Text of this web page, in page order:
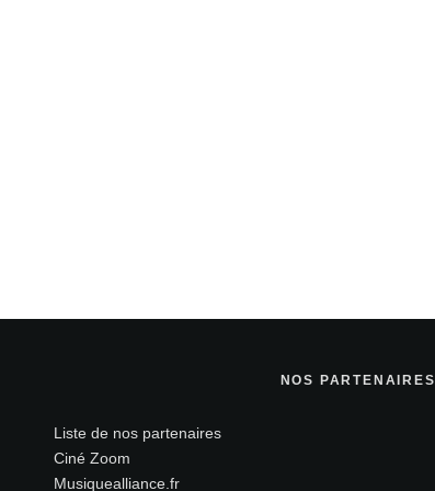
savoir plus sur la façon dont les données de vos
NOS PARTENAIRES
Liste de nos partenaires
Ciné Zoom
Musiquealliance.fr